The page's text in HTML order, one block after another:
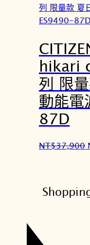
：
,
hikari
列 限
動能
87D
NT$37,900